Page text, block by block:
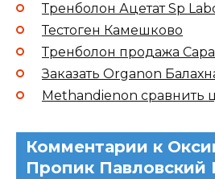
Тренболон Ацетат Sp
Тестоген Камешково
Тренболон продажа
Заказать Organon
Methandienon сравнить
Комментарии к
Пропик Павловский